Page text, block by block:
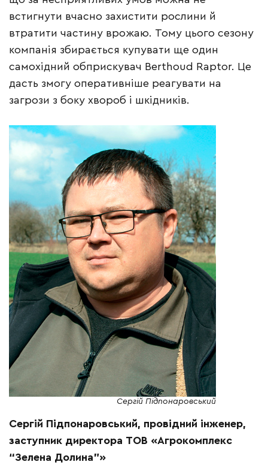
встигнути вчасно захистити рослини й
втратити частину врожаю. Тому цього сезону
компанія збирається купувати ще один
самохідний обприскувач Berthoud Raptor. Це
дасть змогу оперативніше реагувати на
загрози з боку хвороб і шкідників.
Сергій Підпонаровський
Сергій Підпонаровський, провідний інженер,
заступник директора ТОВ «Агрокомплекс
“Зелена Долина”»